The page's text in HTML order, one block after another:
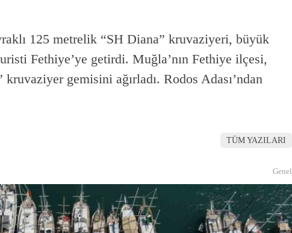
125 metrelik “SH Diana” kruvaziyeri, büyük
Fethiye’ye getirdi. Muğla’nın Fethiye ilçesi,
gemisini ağırladı. Rodos Adası’ndan
TÜM YAZILARI
Genel